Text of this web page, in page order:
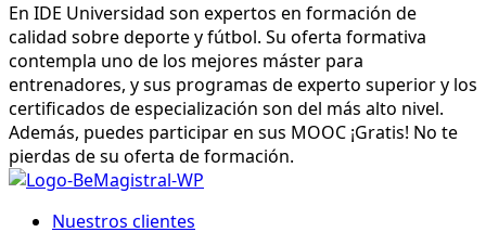
En IDE Universidad son expertos en formación de
calidad sobre deporte y fútbol. Su oferta formativa
contempla uno de los mejores máster para
entrenadores, y sus programas de experto superior y los
certificados de especialización son del más alto nivel.
Además, puedes participar en sus MOOC ¡Gratis! No te
pierdas de su oferta de formación.
Nuestros clientes